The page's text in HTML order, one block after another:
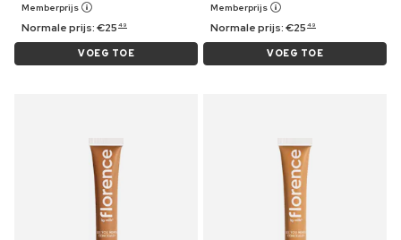
Memberprijs
Normale prijs:€25 49
VOEG TOE
Memberprijs
Normale prijs:€25 49
VOEG TOE